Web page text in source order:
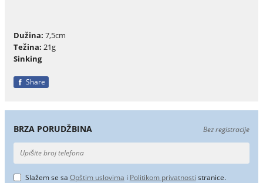
Dužina: 7,5cm
Težina: 21g
Sinking
Share
BRZA PORUDŽBINA Bez registracije
Slažem se sa Opštim uslovima i Politikom privatnosti stranice.